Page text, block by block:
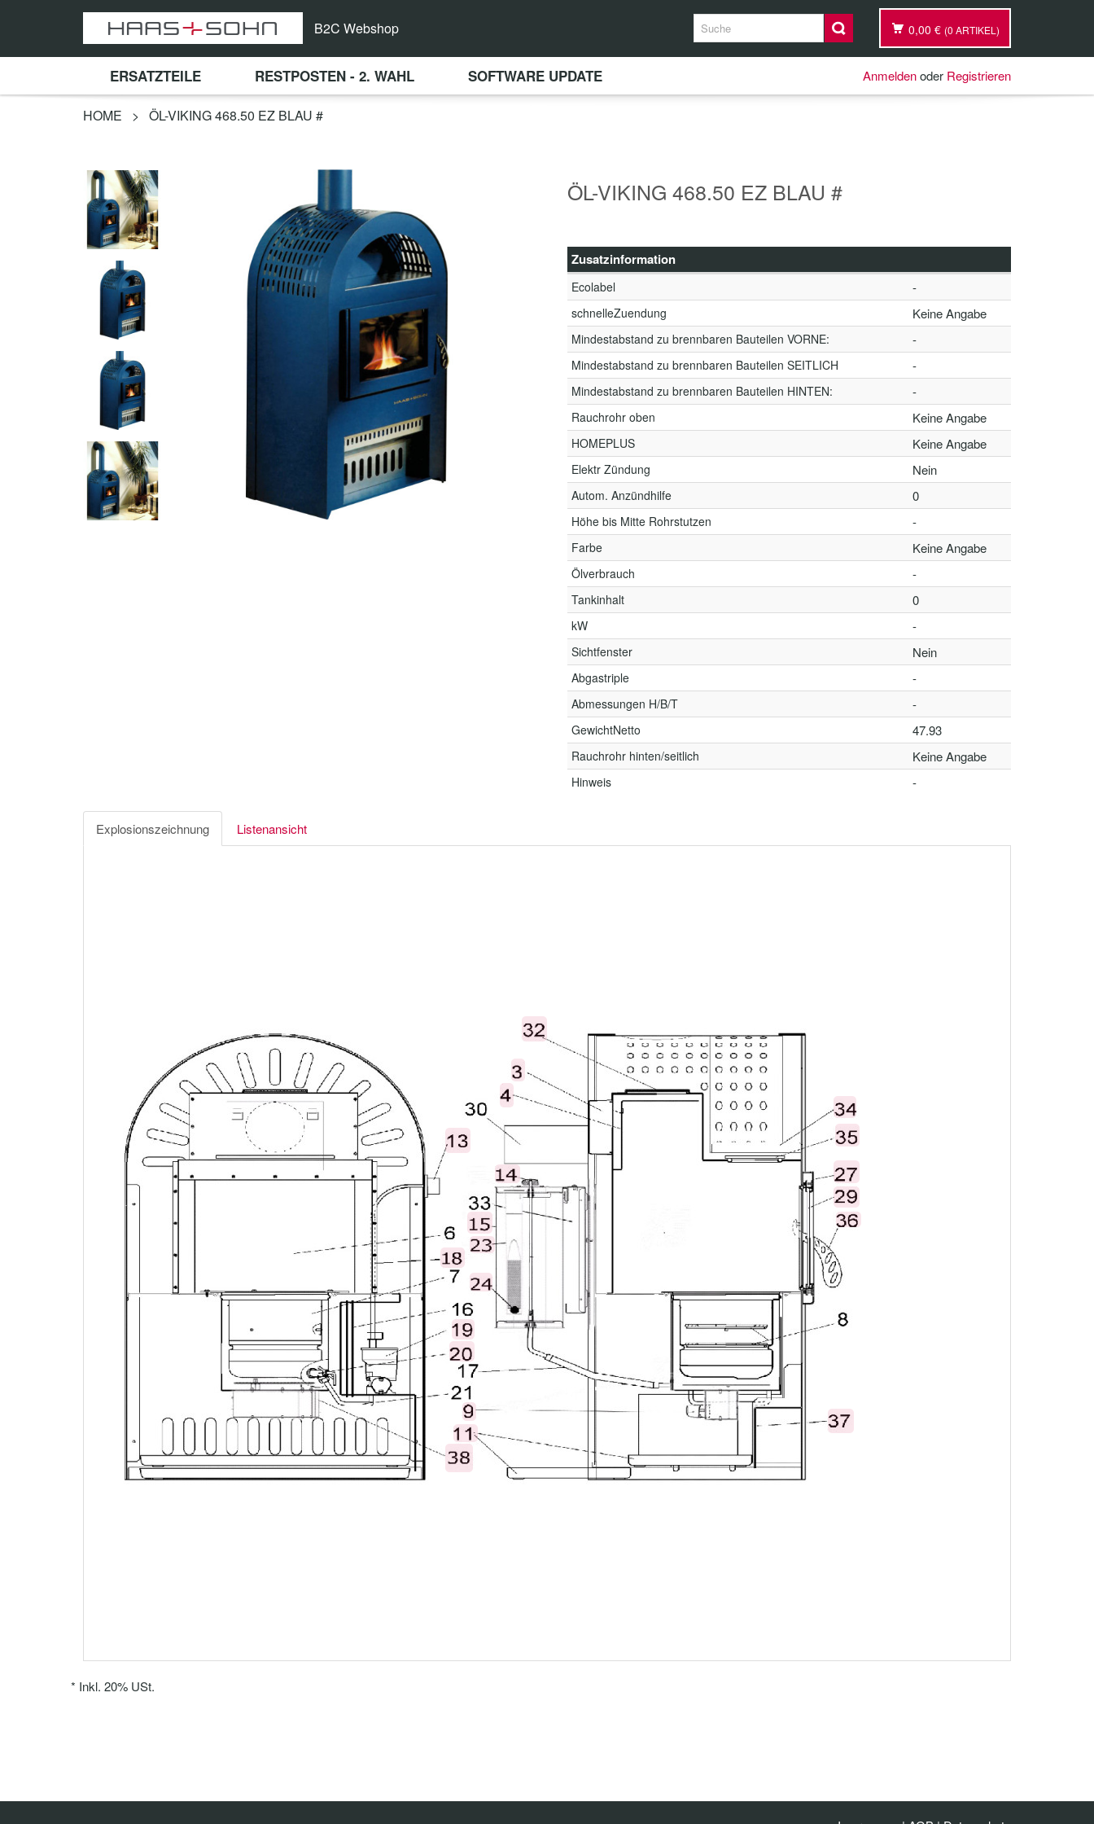
B2C Webshop 0,00 € (0 ARTIKEL)
ERSATZTEILE RESTPOSTEN - 2. WAHL SOFTWARE UPDATE Anmeldenoder Registrieren
HOME > ÖL-VIKING 468.50 EZ BLAU #
ÖL-VIKING 468.50 EZ BLAU #
Zusatzinformation
Ecolabel -
schnelleZuendung Keine Angabe
Mindestabstand zu brennbaren Bauteilen VORNE: -
Mindestabstand zu brennbaren Bauteilen SEITLICH -
Mindestabstand zu brennbaren Bauteilen HINTEN: -
Rauchrohr oben Keine Angabe
HOMEPLUS Keine Angabe
Elektr Zündung Nein
Autom. Anzündhilfe 0
Höhe bis Mitte Rohrstutzen -
Farbe Keine Angabe
Ölverbrauch -
Tankinhalt 0
kW -
Sichtfenster Nein
Abgastriple -
Abmessungen H/B/T -
GewichtNetto 47.93
Rauchrohr hinten/seitlich Keine Angabe
Hinweis -
Explosionszeichnung Listenansicht
* Inkl. 20% USt.